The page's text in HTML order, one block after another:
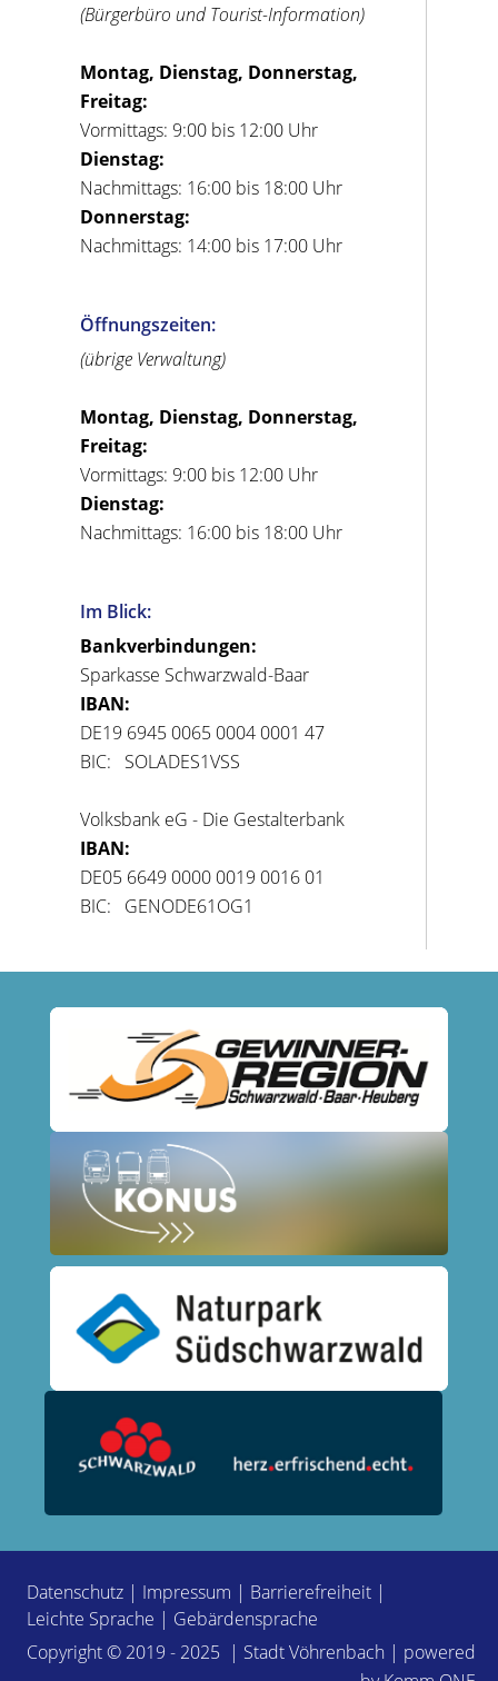
(Bürgerbüro und Tourist-Information)
Montag, Dienstag, Donnerstag,
Freitag:
Vormittags: 9:00 bis 12:00 Uhr
Dienstag:
Nachmittags: 16:00 bis 18:00 Uhr
Donnerstag:
Nachmittags: 14:00 bis 17:00 Uhr
Öffnungszeiten:
(übrige Verwaltung)
Montag, Dienstag, Donnerstag,
Freitag:
Vormittags: 9:00 bis 12:00 Uhr
Dienstag:
Nachmittags: 16:00 bis 18:00 Uhr
Im Blick:
Bankverbindungen:
Sparkasse Schwarzwald-Baar
IBAN:
DE19 6945 0065 0004 0001 47
BIC: SOLADES1VSS
Volksbank eG - Die Gestalterbank
IBAN:
DE05 6649 0000 0019 0016 01
BIC: GENODE61OG1
Datenschutz | Impressum | Barrierefreiheit |
Leichte Sprache | Gebärdensprache
Copyright © 2019 - 2025 | Stadt Vöhrenbach | powered